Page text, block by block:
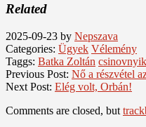
Related
2025-09-23 by Nepszava
Categories: Ügyek Vélemény
Taggs: Batka Zoltán
Previous Post: Nő a részvétel
Next Post: Elég volt, Orbán!
Comments are closed, but